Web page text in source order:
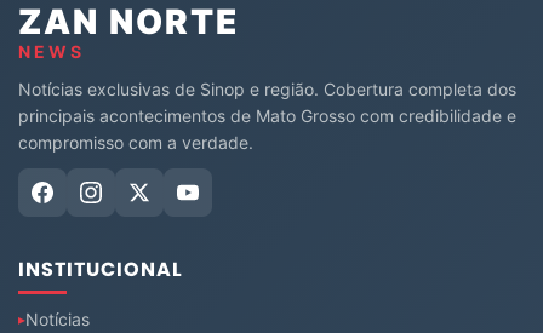
ZAN NORTE
NEWS
Notícias exclusivas de Sinop e região. Cobertura completa dos
principais acontecimentos de Mato Grosso com credibilidade e
compromisso com a verdade.
INSTITUCIONAL
Notícias